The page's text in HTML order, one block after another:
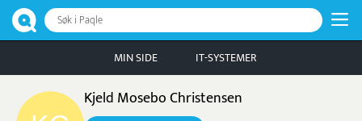
Søk i Paqle
MIN SIDE IT-SYSTEMER
Kjeld Mosebo Christensen